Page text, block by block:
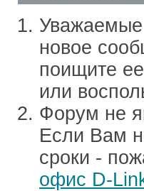
новое
поищите
или
Форум не
Если Вам
сроки -
офис D-